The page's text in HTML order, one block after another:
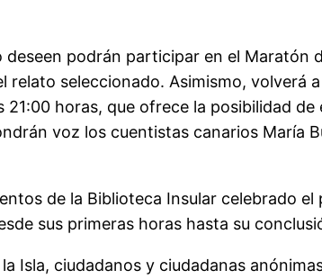
podrán participar en el Maratón
seleccionado. Asimismo, volverá
21:00 horas, que ofrece la posibilidad
voz los cuentistas canarios María
de la Biblioteca Insular celebrado el
sus primeras horas hasta su
Isla, ciudadanos y ciudadanas